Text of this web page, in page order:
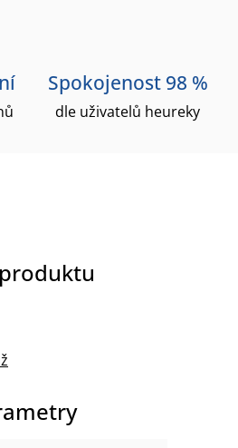
Spokojenost 98 %
dle uživatelů heureky